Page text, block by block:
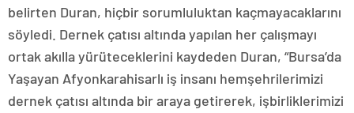
belirten Duran, hiçbir sorumluluktan kaçmayacaklarını
söyledi. Dernek çatısı altında yapılan her çalışmayı
ortak akılla yürüteceklerini kaydeden Duran, “Bursa’da
Yaşayan Afyonkarahisarlı iş insanı hemşehrilerimizi
dernek çatısı altında bir araya getirerek, işbirliklerimizi